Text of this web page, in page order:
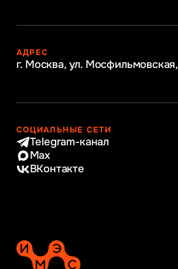
АДРЕС
г. Москва, ул. Мосфильмовская,
СОЦИАЛЬНЫЕ СЕТИ
Telegram-канал
Max
ВКонтакте